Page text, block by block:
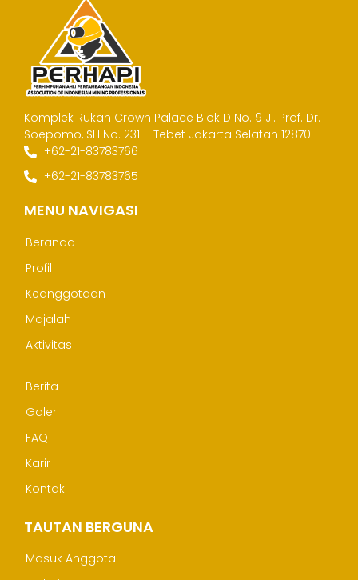
Komplek Rukan Crown Palace Blok D No. 9 Jl. Prof. Dr.
Soepomo, SH No. 231 – Tebet Jakarta Selatan 12870
+62-21-83783766
+62-21-83783765
MENU NAVIGASI
Beranda
Profil
Keanggotaan
Majalah
Aktivitas
Berita
Galeri
FAQ
Karir
Kontak
TAUTAN BERGUNA
Masuk Anggota